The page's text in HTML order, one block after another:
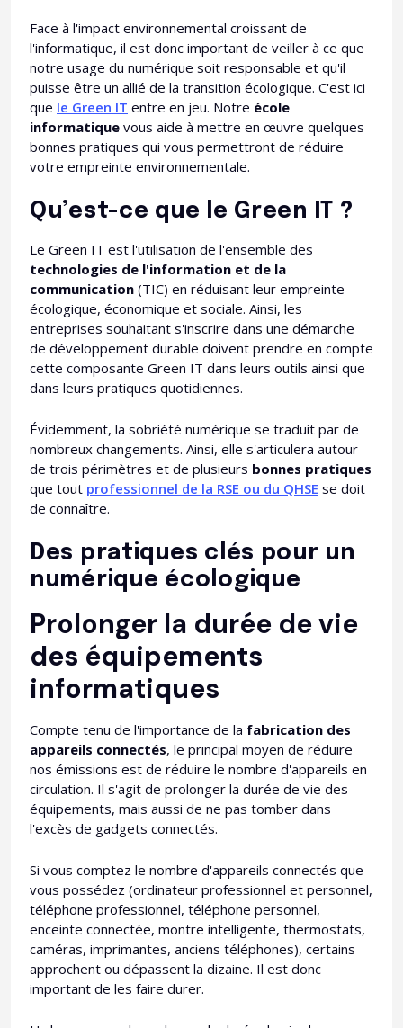
Face à l'impact environnemental croissant de
l'informatique, il est donc important de veiller à ce que
notre usage du numérique soit responsable et qu'il
puisse être un allié de la transition écologique. C'est ici
que le Green IT entre en jeu. Notre école
informatique vous aide à mettre en œuvre quelques
bonnes pratiques qui vous permettront de réduire
votre empreinte environnementale.
Qu’est-ce que le Green IT ?
Le Green IT est l'utilisation de l'ensemble des
technologies de l'information et de la
communication (TIC) en réduisant leur empreinte
écologique, économique et sociale. Ainsi, les
entreprises souhaitant s'inscrire dans une démarche
de développement durable doivent prendre en compte
cette composante Green IT dans leurs outils ainsi que
dans leurs pratiques quotidiennes.
Évidemment, la sobriété numérique se traduit par de
nombreux changements. Ainsi, elle s'articulera autour
de trois périmètres et de plusieurs bonnes pratiques
que tout professionnel de la RSE ou du QHSE se doit
de connaître.
Des pratiques clés pour un
numérique écologique
Prolonger la durée de vie
des équipements
informatiques
Compte tenu de l'importance de la fabrication des
appareils connectés, le principal moyen de réduire
nos émissions est de réduire le nombre d'appareils en
circulation. Il s'agit de prolonger la durée de vie des
équipements, mais aussi de ne pas tomber dans
l'excès de gadgets connectés.
Si vous comptez le nombre d'appareils connectés que
vous possédez (ordinateur professionnel et personnel,
téléphone professionnel, téléphone personnel,
enceinte connectée, montre intelligente, thermostats,
caméras, imprimantes, anciens téléphones), certains
approchent ou dépassent la dizaine. Il est donc
important de les faire durer.